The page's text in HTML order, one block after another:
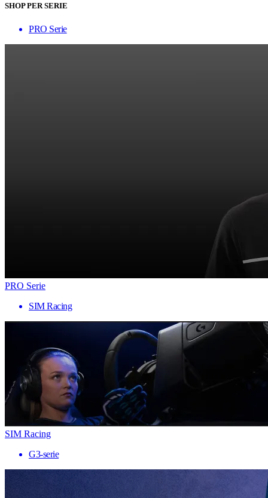
SHOP PER SERIE
PRO Serie
PRO Serie
SIM Racing
SIM Racing
G3-serie